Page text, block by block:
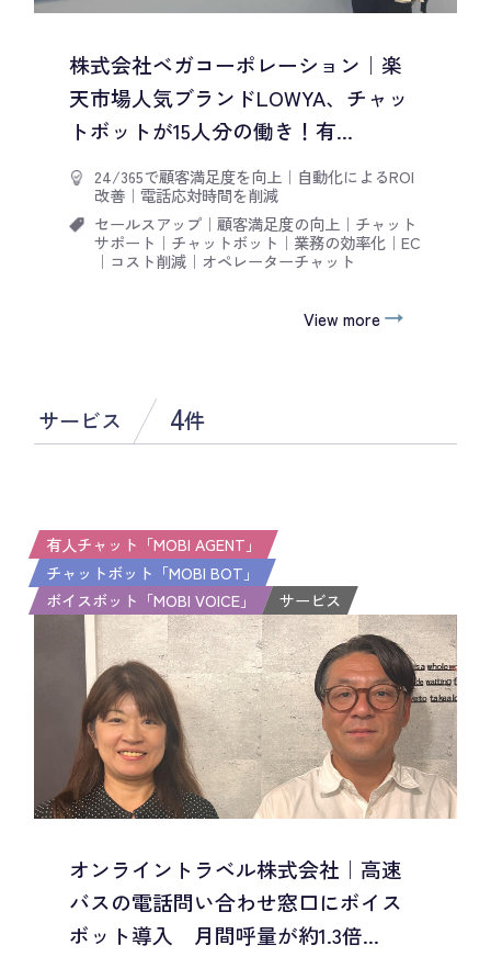
株式会社ベガコーポレーション｜楽
天市場人気ブランドLOWYA、チャッ
トボットが15人分の働き！有...
24/365で顧客満足度を向上｜ 自動化によるROI
改善｜ 電話応対時間を削減
セールスアップ｜ 顧客満足度の向上 ｜ チャット
サポート ｜ チャットボット ｜ 業務の効率化｜ EC
｜ コスト削減｜ オペレーターチャット
View more
サービス 4件
有人チャット「MOBI AGENT」
チャットボット「MOBI BOT」
ボイスボット「MOBI VOICE」
サービス
オンライントラベル株式会社｜高速
バスの電話問い合わせ窓口にボイス
ボット導入 月間呼量が約1.3倍...